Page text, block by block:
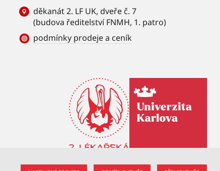
děkanát 2. LF UK, dveře č. 7
(budova ředitelství FNMH, 1. patro)
podmínky prodeje a ceník